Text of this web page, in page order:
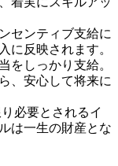
センティブ支給に
に反映されます。
をしっかり支給。
、安心して将来に
は一生の財産とな